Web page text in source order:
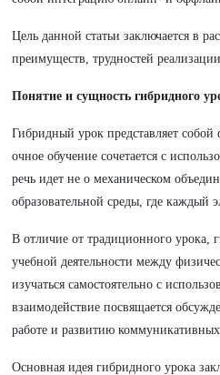
Цель данной статьи заключается в
преимуществ, трудностей
Понятие и сущность гибридного
Гибридный урок представляет собой
очное обучение сочетается с
речь идет не о механическом
образовательной среды, где
В отличие от традиционного урока,
учебной деятельности между
изучаться самостоятельно с
взаимодействие посвящается
работе и развитию
Основная идея гибридного урока